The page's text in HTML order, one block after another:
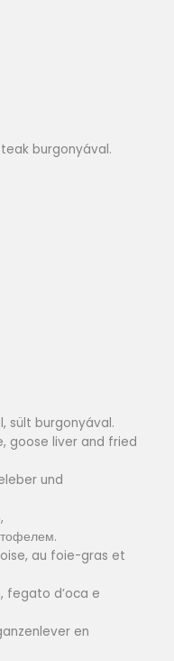
burgonyával.
sült burgonyával.
goose liver and fried
und
au foie-gras et
fegato d’oca e
en